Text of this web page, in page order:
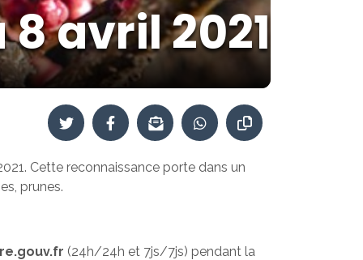
avril 2021
Cette reconnaissance porte dans un
prunes.
(24h/24h et 7js/7js) pendant la